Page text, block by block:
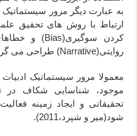
به عبارت دیگر مرور
ارتباط با روش های تحقیق
کردن سوگیری(Bias) و
روایتی(Narrative) طراحی می
معمولا مرور سیستماتیک
موجود، شناسایی شکاف در
تحقیقاتی و ایجاد زمینه
شود(میر و شپرد،2011).